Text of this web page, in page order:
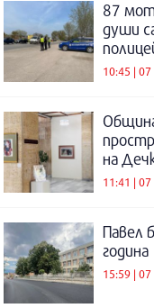
87
души
10:45 |
на
11:41 |
Павел
година
15:59 |